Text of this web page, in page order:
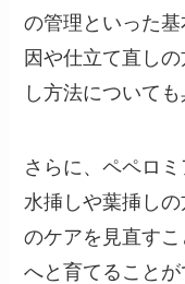
の管理といった
因や仕立て直し
し方法について
さらに、ペペロ
水挿しや葉挿し
のケアを見直す
へと育てること